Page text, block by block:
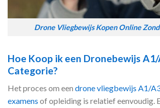
Drone Vliegbewijs Kopen Online
Hoe Koop ik een Dronebewijs
Categorie?
Het proces om een drone vliegbewijs A1/
examens of opleiding is relatief eenvoudig.